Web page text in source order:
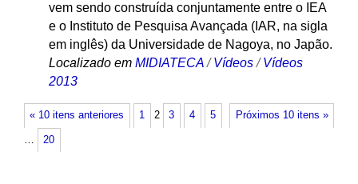
vem sendo construída conjuntamente entre o IEA
e o Instituto de Pesquisa Avançada (IAR, na sigla
em inglês) da Universidade de Nagoya, no Japão.
Localizado em MIDIATECA /Vídeos /Vídeos
2013
« 10 itens anteriores Próximos 10 itens »
1 2 3 4 5
… 20